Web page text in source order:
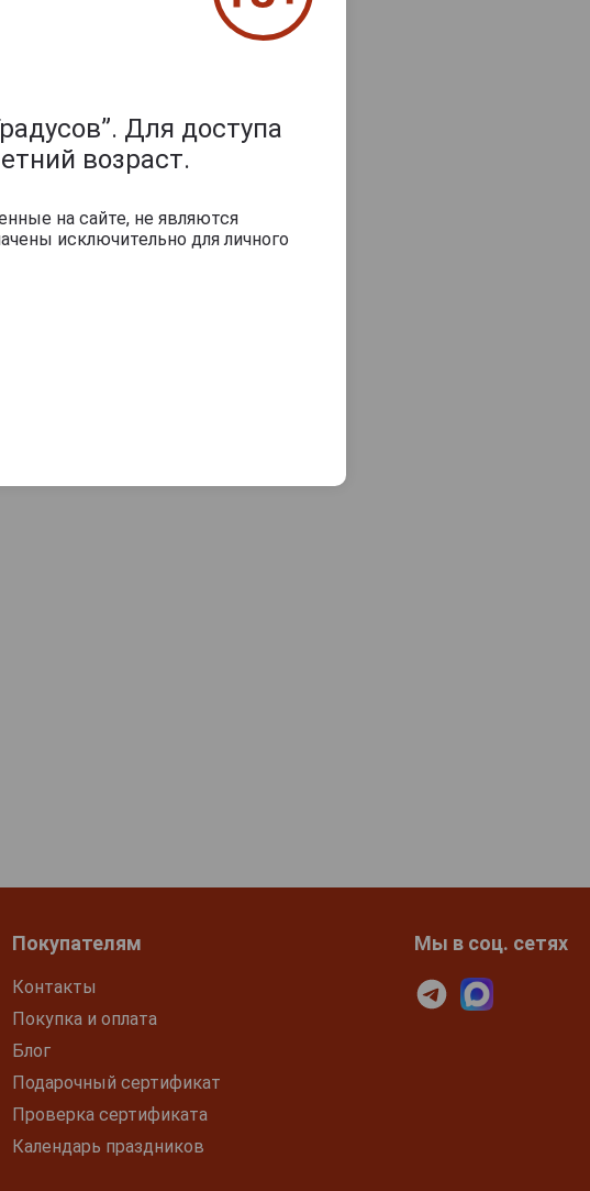
Покупателям
Контакты
Покупка и оплата
Блог
Подарочный сертификат
Проверка сертификата
Календарь праздников
Мы в соц. сетях
Для доступа
возраст.
на сайте, не являются
исключительно для личного